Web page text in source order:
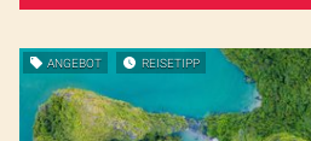
ANGEBOT REISETIPP